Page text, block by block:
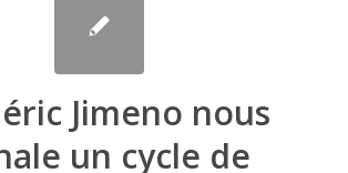
Jimeno nous
un cycle de